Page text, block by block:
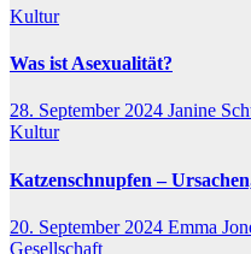
Kultur
Was ist Asexualität?
28. September 2024 Janine
Kultur
Katzenschnupfen –
20. September 2024 Emma
Gesellschaft